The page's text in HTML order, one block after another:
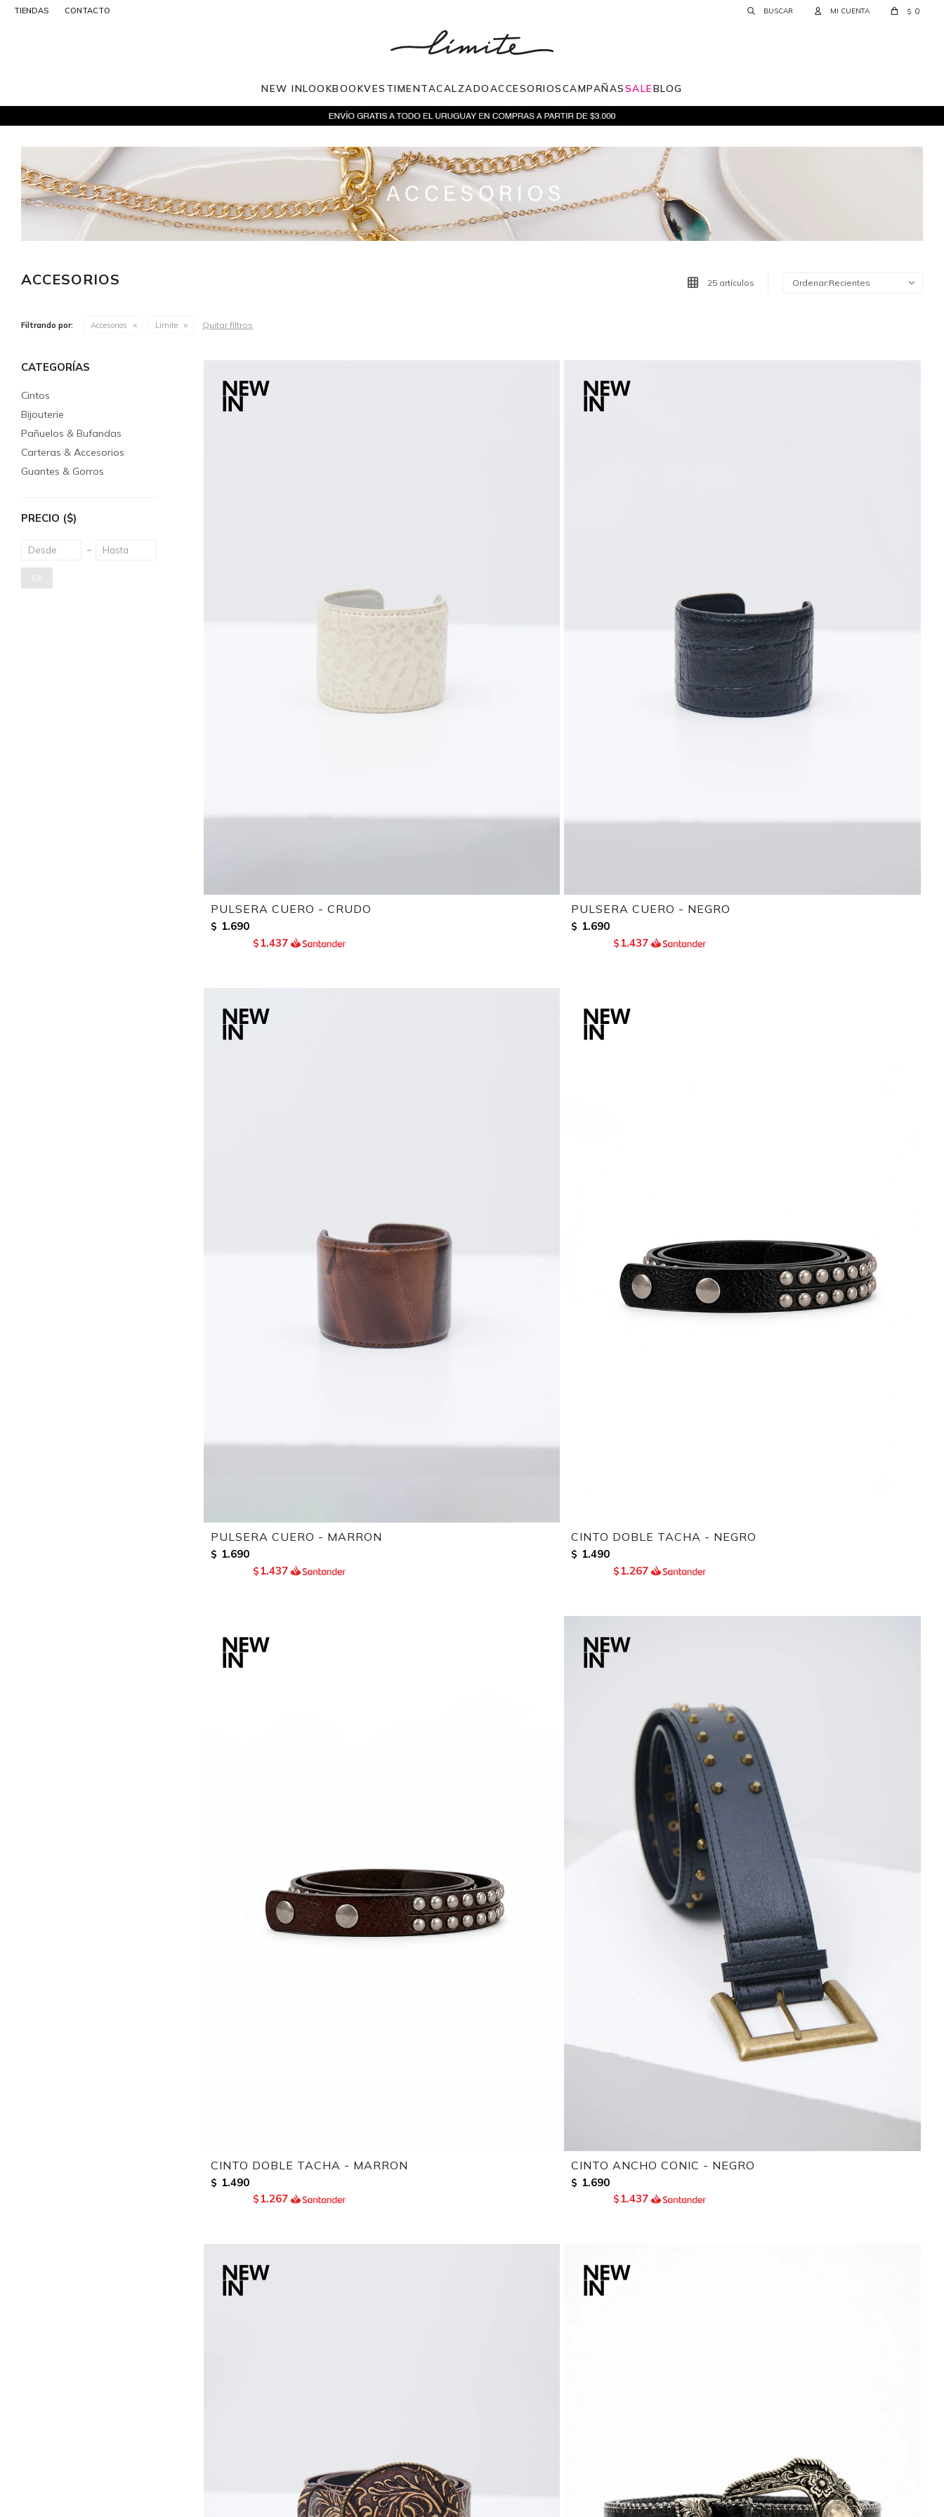
NEW INLOOKBOOKVESTIMENTACALZADOACCESORIOSCAMPAÑASSALEBLOG
TIENDAS CONTACTO $ 0
ACCESORIOS 25 artículos Recientes
Filtrando por: Accesorios Limite Quitar filtros
PULSERA CUERO - CRUDO
$ 1.690
$ 1.437
PULSERA CUERO - NEGRO
$ 1.690
$ 1.437
PULSERA CUERO - MARRON
$ 1.690
$ 1.437
CINTO DOBLE TACHA - NEGRO
$ 1.490
$ 1.267
CINTO DOBLE TACHA - MARRON
$ 1.490
$ 1.267
CINTO ANCHO CONIC - NEGRO
$ 1.690
$ 1.437
CATEGORÍAS
Cintos
Bijouterie
Pañuelos & Bufandas
Carteras & Accesorios
Guantes & Gorros
PRECIO ($)
OK